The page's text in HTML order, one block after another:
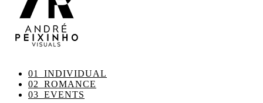
01_INDIVIDUAL
02_ROMANCE
03_EVENTS